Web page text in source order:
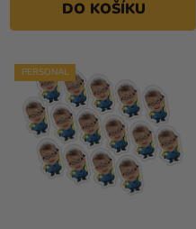
DO KOŠÍKU
PERSONAL